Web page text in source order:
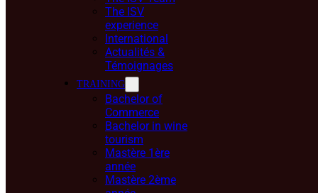
The ISV
experience
International
Actualités &
Témoignages
TRAINING
Bachelor of
Commerce
Bachelor in wine
tourism
Mastère 1ère
année
Mastère 2ème